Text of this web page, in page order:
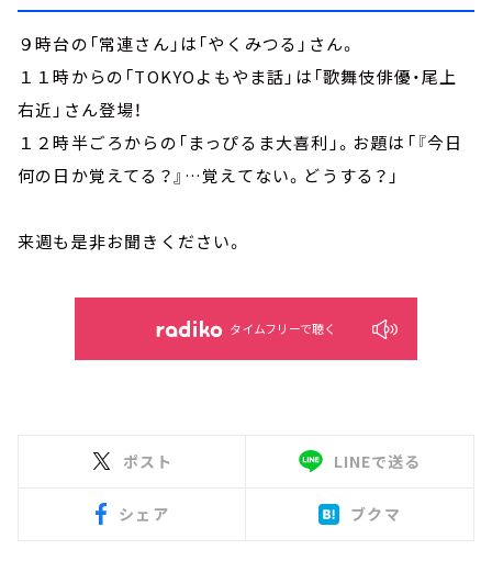
９時台の「常連さん」は「やくみつる」さん。
１１時からの「TOKYOよもやま話」は「歌舞伎俳優・尾上
右近」さん登場！
１２時半ごろからの「まっぴるま大喜利」。お題は「『今日
何の日か覚えてる？』…覚えてない。どうする？」
来週も是非お聞きください。
タイムフリーで聴く
ポスト LINEで送る
シェア ブクマ